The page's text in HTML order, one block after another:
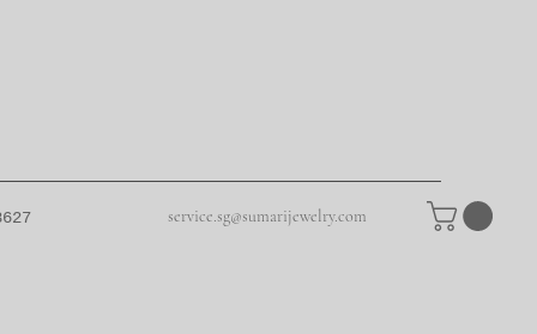
service.sg@sumarijewelry.com